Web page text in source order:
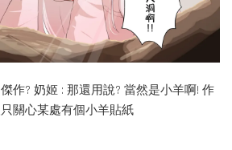
作? 奶姬 : 那還用說? 當然是小羊啊! 作
關心某處有個小羊貼紙